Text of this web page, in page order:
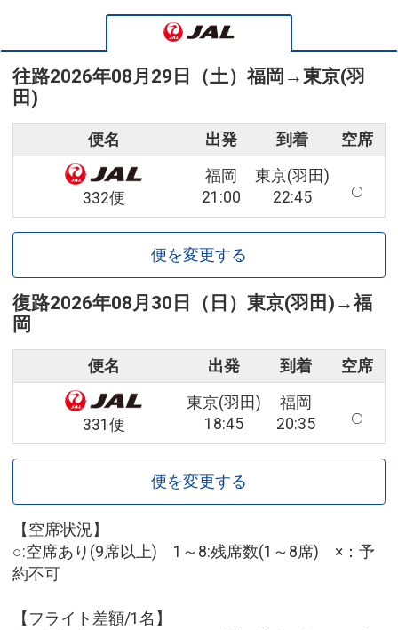
往路2026年08月29日（土）福岡 →東京(羽
田)
便名 出発 到着 空席
332便
福岡
21:00
東京(羽田)
22:45
便を変更する
復路2026年08月30日（日） 東京(羽田) →福
岡
便名 出発 到着 空席
331便
東京(羽田)
18:45
福岡
20:35
便を変更する
【空席状況】
○:空席あり(9席以上) 1～8:残席数(1～8席) ×：予
約不可
【フライト差額/1名】